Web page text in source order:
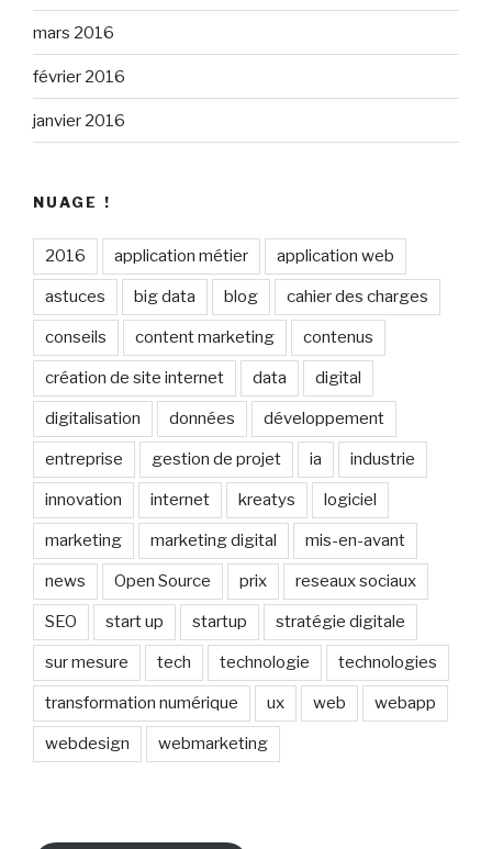
mars 2016
février 2016
janvier 2016
NUAGE !
2016 application métier application web
astuces big data blog cahier des charges
conseils content marketing contenus
création de site internet data digital
digitalisation données développement
entreprise gestion de projet ia industrie
innovation internet kreatys logiciel
marketing marketing digital mis-en-avant
news Open Source prix reseaux sociaux
SEO start up startup stratégie digitale
sur mesure tech technologie technologies
transformation numérique ux web webapp
webdesign webmarketing